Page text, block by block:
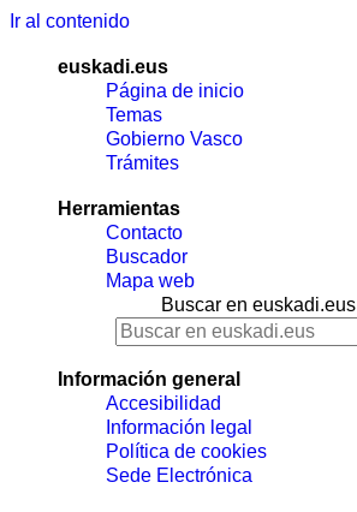
Ir al contenido
euskadi.eus
Página de inicio
Temas
Gobierno Vasco
Trámites
Herramientas
Contacto
Buscador
Mapa web
Buscar en euskadi.eus
Información general
Accesibilidad
Información legal
Política de cookies
Sede Electrónica